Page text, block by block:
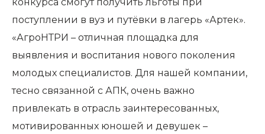
поступлении в вуз и путёвки в лагерь «Артек».
«АгроНТРИ – отличная площадка для
выявления и воспитания нового поколения
молодых специалистов. Для нашей компании,
тесно связанной с АПК, очень важно
привлекать в отрасль заинтересованных,
мотивированных юношей и девушек –